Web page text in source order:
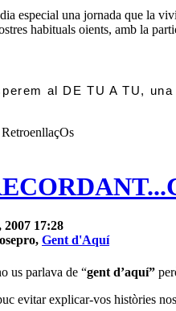
especial una jornada que la
habituals oients, amb la
al DE TU A TU,
RetroenllaçOs
2007 17:28
Gent d'Aquí
us parlava de “gent d’aquí”
evitar explicar-vos històries